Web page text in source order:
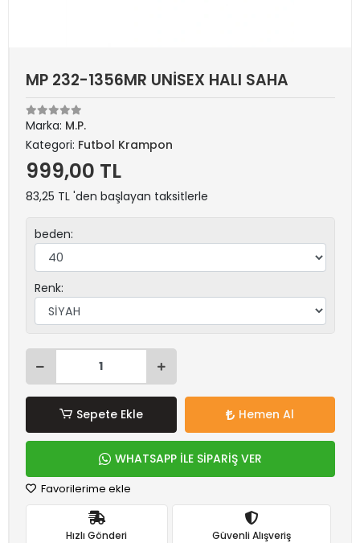
MP 232-1356MR UNİSEX HALI SAHA
Marka: M.P.
Kategori: Futbol Krampon
999,00 TL
83,25 TL 'den başlayan taksitlerle
beden:
Renk:
Sepete Ekle Hemen Al
WHATSAPP İLE SİPARİŞ VER
Favorilerime ekle
Hızlı Gönderi Güvenli Alışveriş